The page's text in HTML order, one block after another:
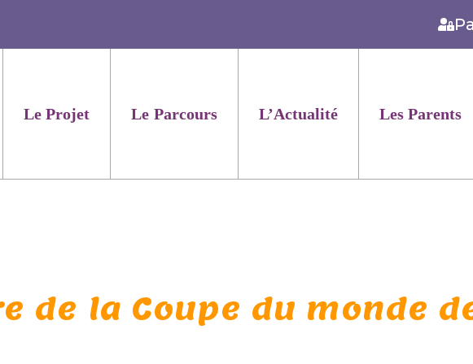
Le Projet Le Parcours L’Actualité Les Parents
de la Coupe du monde